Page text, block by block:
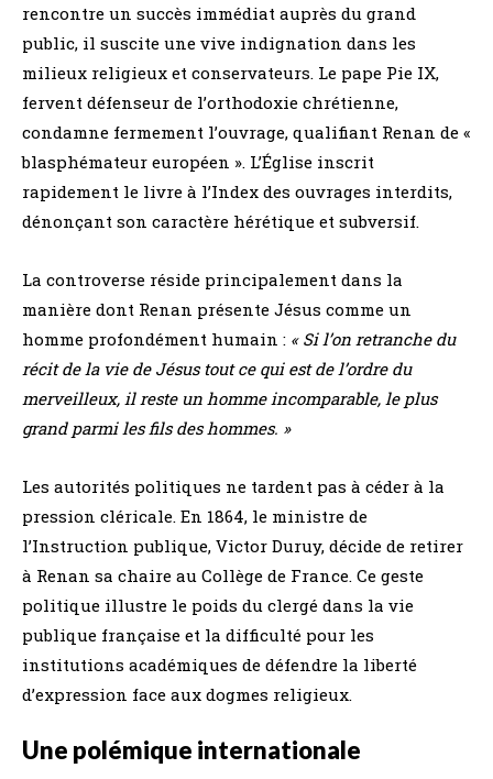
rencontre un succès immédiat auprès du grand
public, il suscite une vive indignation dans les
milieux religieux et conservateurs. Le pape Pie IX,
fervent défenseur de l’orthodoxie chrétienne,
condamne fermement l’ouvrage, qualifiant Renan de «
blasphémateur européen ». L’Église inscrit
rapidement le livre à l’Index des ouvrages interdits,
dénonçant son caractère hérétique et subversif.
La controverse réside principalement dans la
manière dont Renan présente Jésus comme un
homme profondément humain : « Si l’on retranche du
récit de la vie de Jésus tout ce qui est de l’ordre du
merveilleux, il reste un homme incomparable, le plus
grand parmi les fils des hommes. »
Les autorités politiques ne tardent pas à céder à la
pression cléricale. En 1864, le ministre de
l’Instruction publique, Victor Duruy, décide de retirer
à Renan sa chaire au Collège de France. Ce geste
politique illustre le poids du clergé dans la vie
publique française et la difficulté pour les
institutions académiques de défendre la liberté
d’expression face aux dogmes religieux.
Une polémique internationale